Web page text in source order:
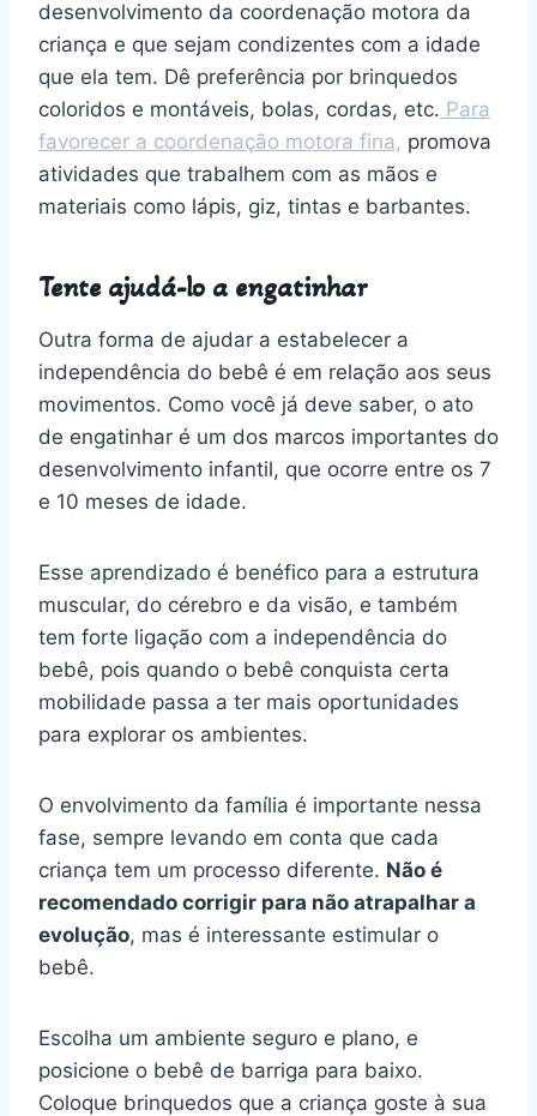
desenvolvimento da coordenação motora da
criança e que sejam condizentes com a idade
que ela tem. Dê preferência por brinquedos
coloridos e montáveis, bolas, cordas, etc. Para
favorecer a coordenação motora fina, promova
atividades que trabalhem com as mãos e
materiais como lápis, giz, tintas e barbantes.
Tente ajudá-lo a engatinhar
Outra forma de ajudar a estabelecer a
independência do bebê é em relação aos seus
movimentos. Como você já deve saber, o ato
de engatinhar é um dos marcos importantes do
desenvolvimento infantil, que ocorre entre os 7
e 10 meses de idade.
Esse aprendizado é benéfico para a estrutura
muscular, do cérebro e da visão, e também
tem forte ligação com a independência do
bebê, pois quando o bebê conquista certa
mobilidade passa a ter mais oportunidades
para explorar os ambientes.
O envolvimento da família é importante nessa
fase, sempre levando em conta que cada
criança tem um processo diferente. Não é
recomendado corrigir para não atrapalhar a
evolução, mas é interessante estimular o
bebê.
Escolha um ambiente seguro e plano, e
posicione o bebê de barriga para baixo.
Coloque brinquedos que a criança goste à sua